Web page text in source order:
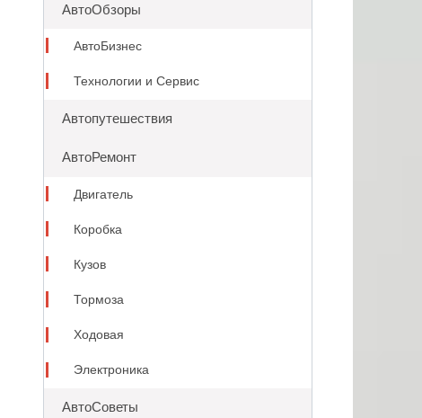
АвтоОбзоры
АвтоБизнес
Технологии и Сервис
Автопутешествия
АвтоРемонт
Двигатель
Коробка
Кузов
Тормоза
Ходовая
Электроника
АвтоСоветы